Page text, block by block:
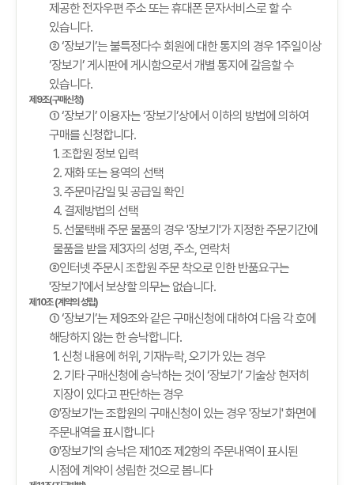
제공한 전자우편 주소 또는 휴대폰 문자서비스로 할 수
있습니다.
② ‘장보기’는 불특정다수 회원에 대한 통지의 경우 1주일이상
‘장보기’ 게시판에 게시함으로서 개별 통지에 갈음할 수
있습니다.
제9조(구매신청)
① ‘장보기’ 이용자는 ‘장보기’상에서 이하의 방법에 의하여
구매를 신청합니다.
1. 조합원 정보 입력
2. 재화 또는 용역의 선택
3. 주문마감일 및 공급일 확인
4. 결제방법의 선택
5. 선물택배 주문 물품의 경우 '장보기'가 지정한 주문기간에
물품을 받을 제3자의 성명, 주소, 연락처
②인터넷 주문시 조합원 주문 착오로 인한 반품요구는
'장보기'에서 보상할 의무는 없습니다.
제10조 (계약의 성립)
① ‘장보기’는 제9조와 같은 구매신청에 대하여 다음 각 호에
해당하지 않는 한 승낙합니다.
1. 신청 내용에 허위, 기재누락, 오기가 있는 경우
2. 기타 구매신청에 승낙하는 것이 ‘장보기’ 기술상 현저히
지장이 있다고 판단하는 경우
②'장보기'는 조합원의 구매신청이 있는 경우 '장보기' 화면에
주문내역을 표시합니다
③'장보기'의 승낙은 제10조 제2항의 주문내역이 표시된
시점에 계약이 성립한 것으로 봅니다